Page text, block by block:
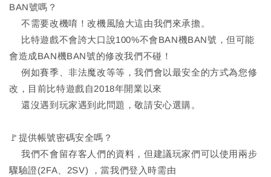
BAN號嗎？
不需要改機唷！改機風險大這由我們來承擔。
比特遊戲不會誇大口說100%不會BAN機BAN號，但可能
會造成BAN機BAN號的修改我們不碰！
例如賽季、非法魔改等等，我們會以最安全的方式為您修
改，目前比特遊戲自2018年開業以來
還沒遇到玩家遇到此問題，敬請安心選購。
🚩提供帳號密碼安全嗎？
我們不會留存客人們的資料，但建議玩家們可以使用兩步
驟驗證(2FA、2SV) ，當我們登入時需由